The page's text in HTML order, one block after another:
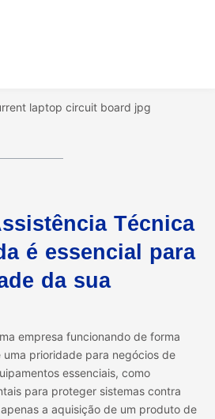
Técnica
é essencial para
da sua
empresa funcionando de forma
prioridade para negócios de
essenciais, como
para proteger sistemas contra
a aquisição de um produto de